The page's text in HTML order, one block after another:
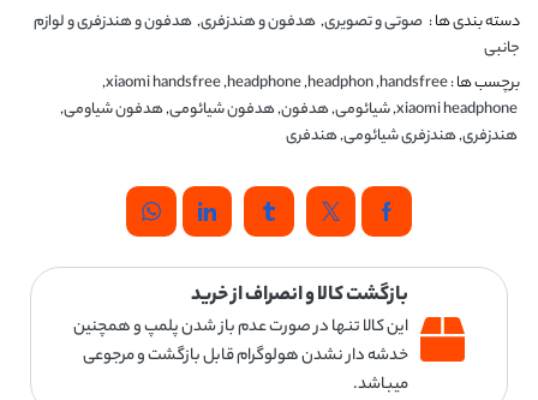
دسته بندی ها : صوتی و تصویری,هدفون و هندزفری,هدفون و هندزفری و لوازم
جانبی
برچسب ها :handsfree
,
headphon
,
headphone
,
xiaomi handsfree
,
xiaomi headphone
,شیائومی,هدفون,هدفون شیائومی,هدفون شیاومی,
هندزفری,هندزفری شیائومی,هندفری
بازگشت کالا و انصراف از خرید
این کالا تنها در صورت عدم باز شدن پلمپ و همچنین
خدشه دار نشدن هولوگرام قابل بازگشت و مرجوعی
میباشد.